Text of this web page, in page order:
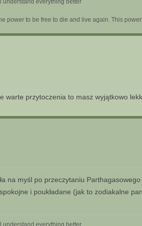
understand everything better
power to be free to die and live again. This
warte przytoczenia to masz wyjątkowo
na myśl po przeczytaniu Parthagasowego
i poukładane (jak to zodiakalne
understand everything better